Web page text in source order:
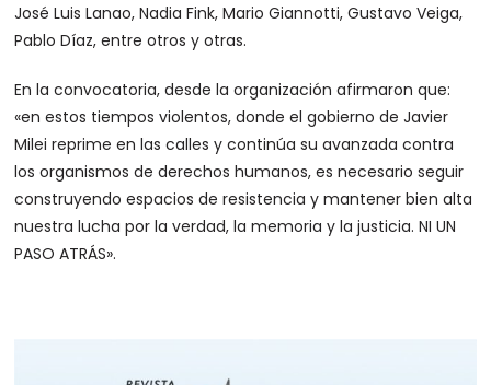
José Luis Lanao, Nadia Fink, Mario Giannotti, Gustavo Veiga,
Pablo Díaz, entre otros y otras.
En la convocatoria, desde la organización afirmaron que:
«en estos tiempos violentos, donde el gobierno de Javier
Milei reprime en las calles y continúa su avanzada contra
los organismos de derechos humanos, es necesario seguir
construyendo espacios de resistencia y mantener bien alta
nuestra lucha por la verdad, la memoria y la justicia. NI UN
PASO ATRÁS».